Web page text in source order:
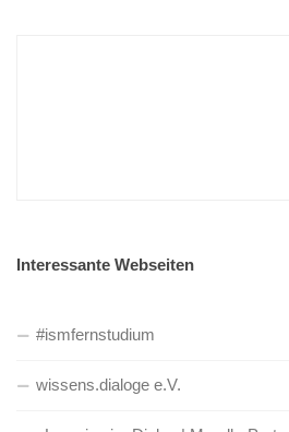
Interessante Webseiten
#ismfernstudium
wissens.dialoge e.V.